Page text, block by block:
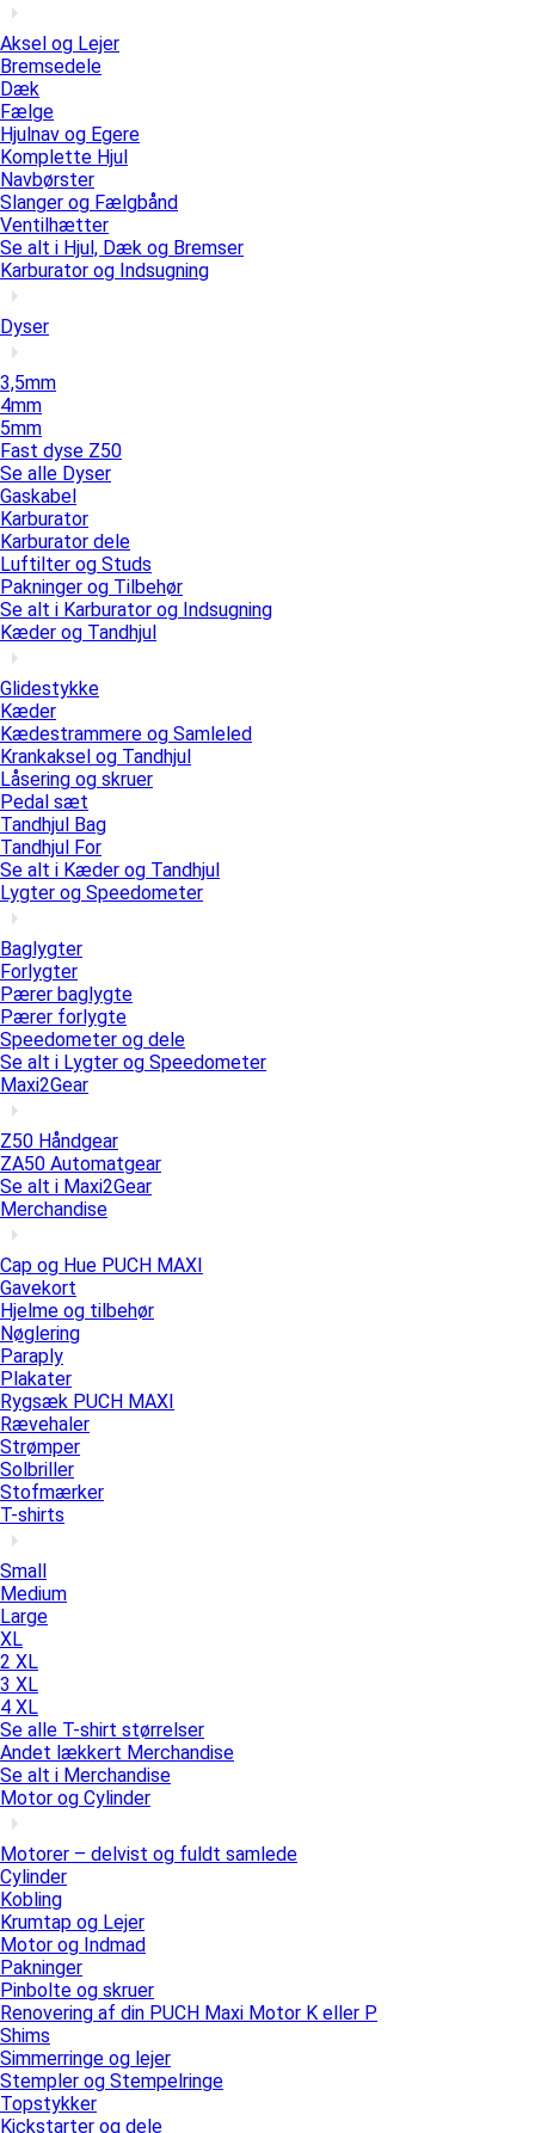
Aksel og Lejer
Bremsedele
Dæk
Fælge
Hjulnav og Egere
Komplette Hjul
Navbørster
Slanger og Fælgbånd
Ventilhætter
Se alt i Hjul, Dæk og Bremser
Karburator og Indsugning
Dyser
3,5mm
4mm
5mm
Fast dyse Z50
Se alle Dyser
Gaskabel
Karburator
Karburator dele
Luftilter og Studs
Pakninger og Tilbehør
Se alt i Karburator og Indsugning
Kæder og Tandhjul
Glidestykke
Kæder
Kædestrammere og Samleled
Krankaksel og Tandhjul
Låsering og skruer
Pedal sæt
Tandhjul Bag
Tandhjul For
Se alt i Kæder og Tandhjul
Lygter og Speedometer
Baglygter
Forlygter
Pærer baglygte
Pærer forlygte
Speedometer og dele
Se alt i Lygter og Speedometer
Maxi2Gear
Z50 Håndgear
ZA50 Automatgear
Se alt i Maxi2Gear
Merchandise
Cap og Hue PUCH MAXI
Gavekort
Hjelme og tilbehør
Nøglering
Paraply
Plakater
Rygsæk PUCH MAXI
Rævehaler
Strømper
Solbriller
Stofmærker
T-shirts
Small
Medium
Large
XL
2 XL
3 XL
4 XL
Se alle T-shirt størrelser
Andet lækkert Merchandise
Se alt i Merchandise
Motor og Cylinder
Motorer – delvist og fuldt samlede
Cylinder
Kobling
Krumtap og Lejer
Motor og Indmad
Pakninger
Pinbolte og skruer
Renovering af din PUCH Maxi Motor K eller P
Shims
Simmerringe og lejer
Stempler og Stempelringe
Topstykker
Kickstarter og dele